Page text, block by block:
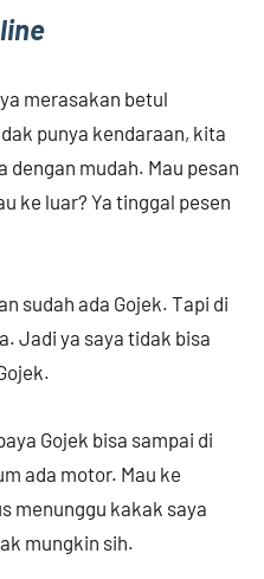
merasakan betul
punya kendaraan, kita
dengan mudah. Mau pesan
ke luar? Ya tinggal pesen
sudah ada Gojek. Tapi di
Jadi ya saya tidak bisa
Gojek bisa sampai di
ada motor. Mau ke
menunggu kakak saya
mungkin sih.